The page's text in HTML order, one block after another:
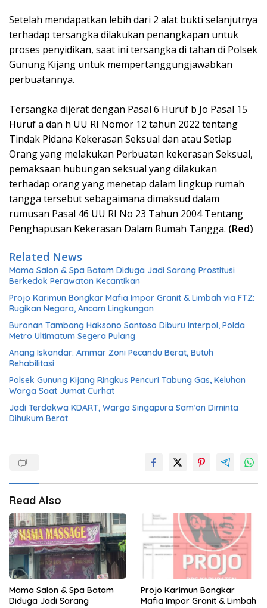
Setelah mendapatkan lebih dari 2 alat bukti selanjutnya
terhadap tersangka dilakukan penangkapan untuk
proses penyidikan, saat ini tersangka di tahan di Polsek
Gunung Kijang untuk mempertanggungjawabkan
perbuatannya.
Tersangka dijerat dengan Pasal 6 Huruf b Jo Pasal 15
Huruf a dan h UU RI Nomor 12 tahun 2022 tentang
Tindak Pidana Kekerasan Seksual dan atau Setiap
Orang yang melakukan Perbuatan kekerasan Seksual,
pemaksaan hubungan seksual yang dilakukan
terhadap orang yang menetap dalam lingkup rumah
tangga tersebut sebagaimana dimaksud dalam
rumusan Pasal 46 UU RI No 23 Tahun 2004 Tentang
Penghapusan Kekerasan Dalam Rumah Tangga. (Red)
Related News
Mama Salon & Spa Batam Diduga Jadi Sarang Prostitusi
Berkedok Perawatan Kecantikan
Projo Karimun Bongkar Mafia Impor Granit & Limbah via FTZ:
Rugikan Negara, Ancam Lingkungan
Buronan Tambang Haksono Santoso Diburu Interpol, Polda
Metro Ultimatum Segera Pulang
Anang Iskandar: Ammar Zoni Pecandu Berat, Butuh
Rehabilitasi
Polsek Gunung Kijang Ringkus Pencuri Tabung Gas, Keluhan
Warga Saat Jumat Curhat
Jadi Terdakwa KDART, Warga Singapura Sam’on Diminta
Dihukum Berat
Read Also
Mama Salon & Spa Batam
Diduga Jadi Sarang
Projo Karimun Bongkar
Mafia Impor Granit & Limbah